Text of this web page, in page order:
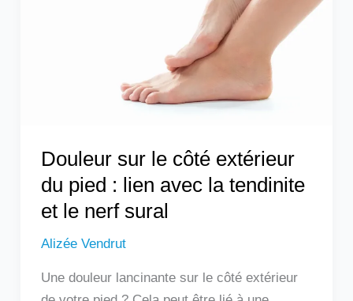
Douleur sur le côté extérieur
du pied : lien avec la tendinite
et le nerf sural
Alizée Vendrut
Une douleur lancinante sur le côté extérieur
la
tendinite
et
le
nerf